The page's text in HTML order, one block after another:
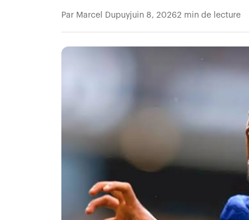
Par Marcel Dupuyjuin 8, 20262 min de lecture